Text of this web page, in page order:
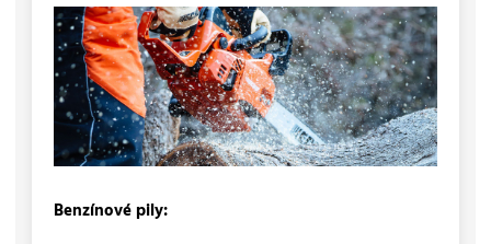
Benzínové pily: